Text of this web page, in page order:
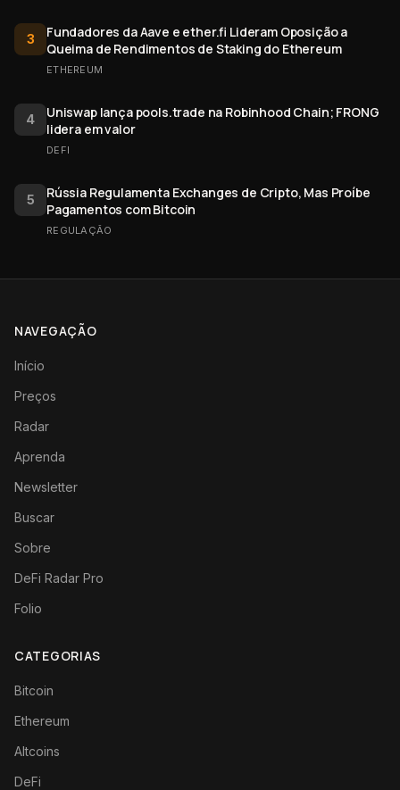
3
Fundadores da Aave e ether.fi Lideram Oposição a
Queima de Rendimentos de Staking do Ethereum
ETHEREUM
4
Uniswap lança pools.trade na Robinhood Chain; FRONG
lidera em valor
DEFI
5
Rússia Regulamenta Exchanges de Cripto, Mas Proíbe
Pagamentos com Bitcoin
REGULAÇÃO
NAVEGAÇÃO
Início
Preços
Radar
Aprenda
Newsletter
Buscar
Sobre
DeFi Radar Pro
Folio
CATEGORIAS
Bitcoin
Ethereum
Altcoins
DeFi